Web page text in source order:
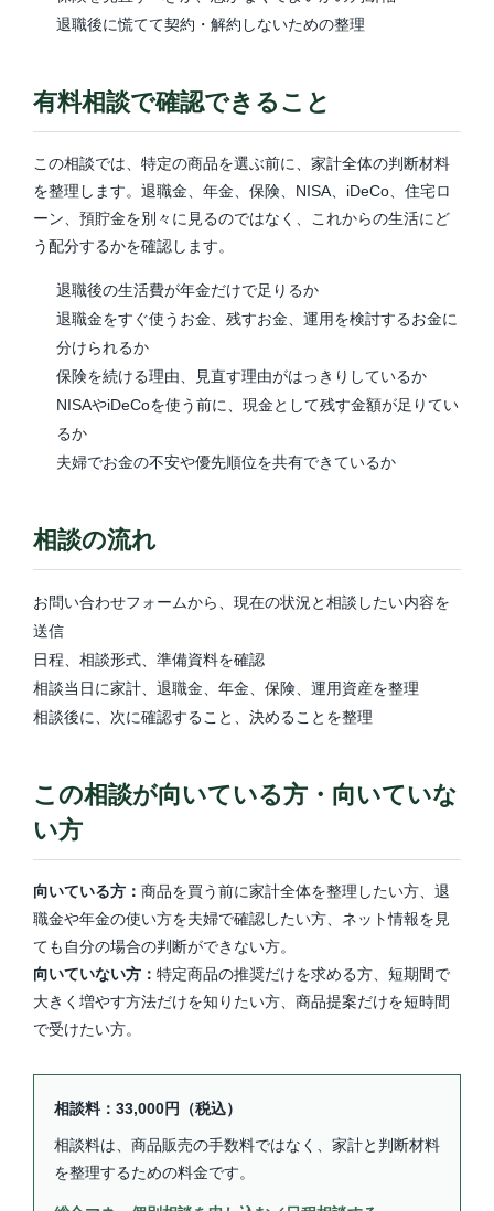
退職後に慌てて契約・解約しないための整理
有料相談で確認できること
この相談では、特定の商品を選ぶ前に、家計全体の判断材料
を整理します。退職金、年金、保険、NISA、iDeCo、住宅ロ
ーン、預貯金を別々に見るのではなく、これからの生活にど
う配分するかを確認します。
退職後の生活費が年金だけで足りるか
退職金をすぐ使うお金、残すお金、運用を検討するお金に
分けられるか
保険を続ける理由、見直す理由がはっきりしているか
NISAやiDeCoを使う前に、現金として残す金額が足りてい
るか
夫婦でお金の不安や優先順位を共有できているか
相談の流れ
お問い合わせフォームから、現在の状況と相談したい内容を
送信
日程、相談形式、準備資料を確認
相談当日に家計、退職金、年金、保険、運用資産を整理
相談後に、次に確認すること、決めることを整理
この相談が向いている方・向いていな
い方
向いている方： 商品を買う前に家計全体を整理したい方、退
職金や年金の使い方を夫婦で確認したい方、ネット情報を見
ても自分の場合の判断ができない方。
向いていない方： 特定商品の推奨だけを求める方、短期間で
大きく増やす方法だけを知りたい方、商品提案だけを短時間
で受けたい方。
相談料：33,000円（税込）
相談料は、商品販売の手数料ではなく、家計と判断材料
を整理するための料金です。